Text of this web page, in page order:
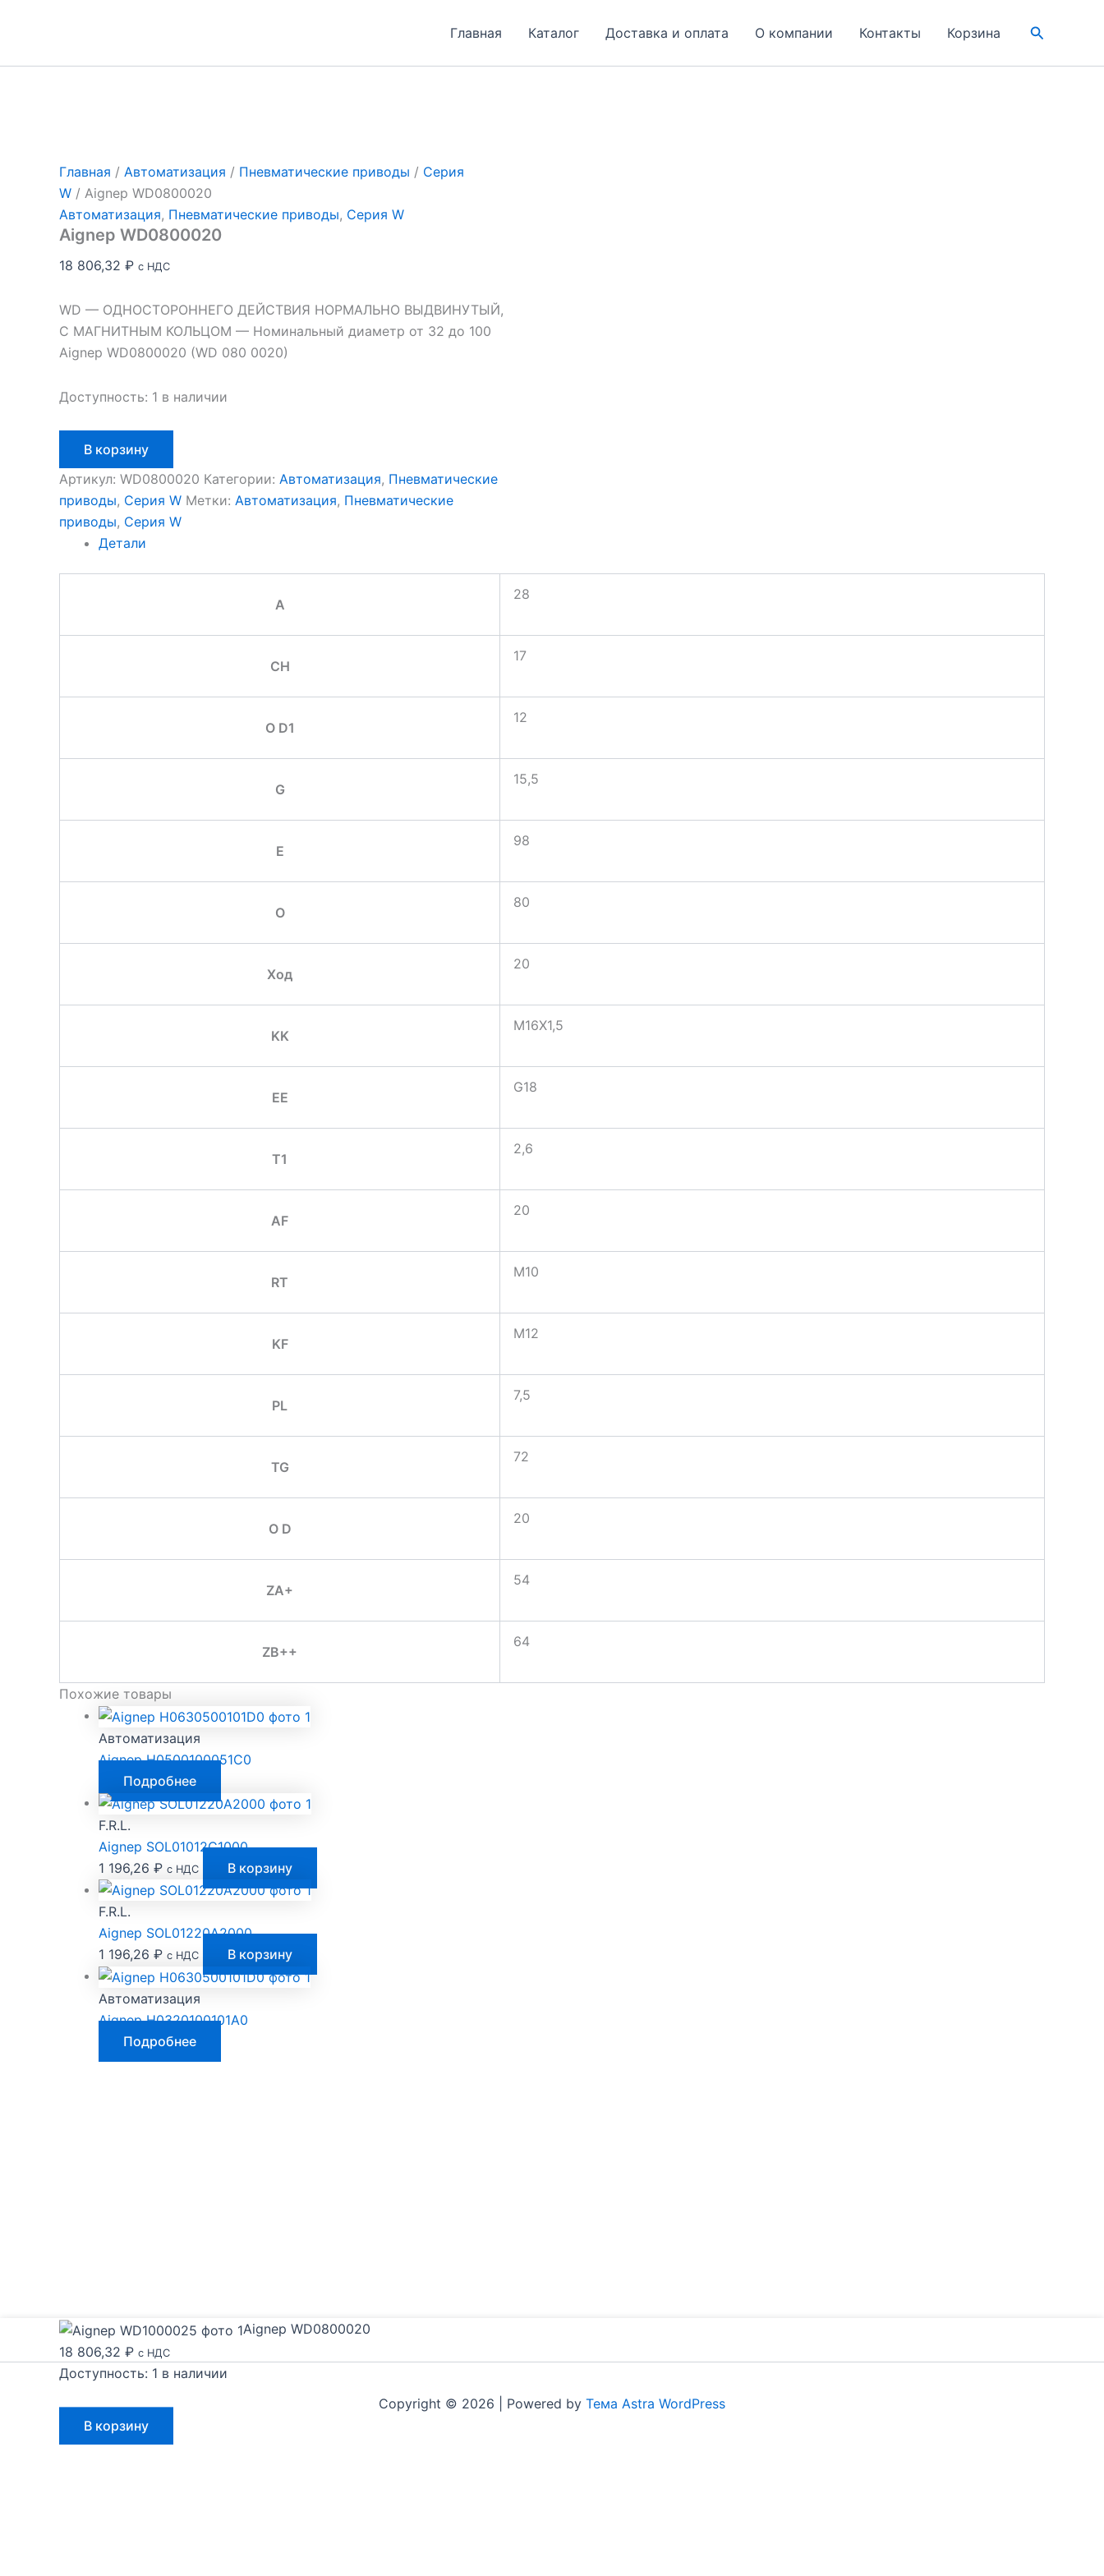
Главная Каталог Доставка и оплата О компании Контакты Корзина Поиск
Главная / Автоматизация / Пневматические приводы / Серия
W / Aignep WD0800020
Автоматизация, Пневматические приводы, Серия W
Aignep WD0800020
18 806,32 ₽ с НДС
WD — ОДНОСТОРОННЕГО ДЕЙСТВИЯ НОРМАЛЬНО ВЫДВИНУТЫЙ,
С МАГНИТНЫМ КОЛЬЦОМ — Номинальный диаметр от 32 до 100
Aignep WD0800020 (WD 080 0020)
Доступность: 1 в наличии
товара
Aignep
WD0800020
В корзину
Артикул: WD0800020 Категории: Автоматизация, Пневматические
приводы, Серия W Метки: Автоматизация, Пневматические
приводы, Серия W
Детали
A
28
CH
17
O D1
12
G
15,5
E
98
O
80
Ход
20
KK
M16X1,5
EE
G18
T1
2,6
AF
20
RT
M10
KF
M12
PL
7,5
TG
72
O D
20
ZA+
54
ZB++
64
Похожие товары
Автоматизация
Aignep H0500100051C0
Подробнее
F.R.L.
Aignep SOL01012C1000
1 196,26 ₽ с НДС В корзину
F.R.L.
Aignep SOL01220A2000
1 196,26 ₽ с НДС В корзину
Автоматизация
Aignep H0320100101A0
Подробнее
Copyright © 2026 | Powered by Тема Astra WordPress
Aignep WD0800020
18 806,32 ₽ с НДС
Доступность: 1 в наличии
товара
Aignep
В корзину